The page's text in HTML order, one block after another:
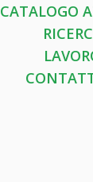
CATALOGO